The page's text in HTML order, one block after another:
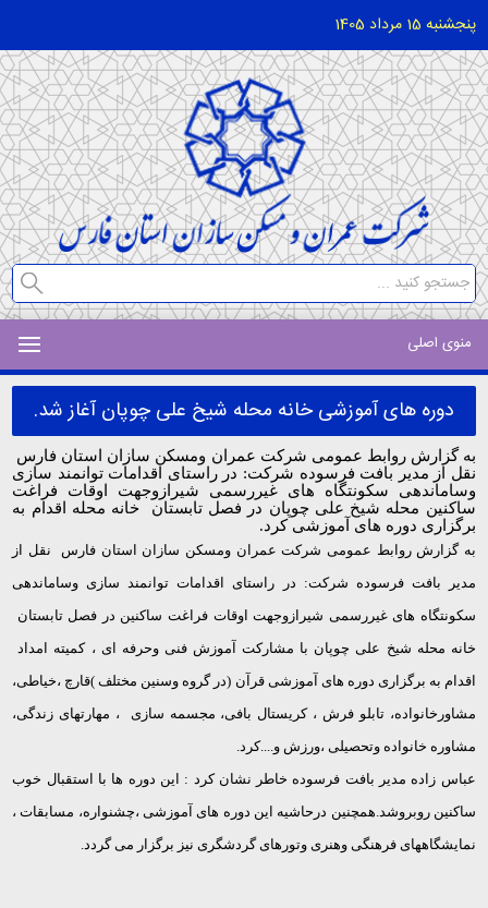
پنجشنبه 15 مرداد 1405
منوی اصلی
دوره های آموزشی خانه محله شیخ علی چوپان آغاز شد.
به گزارش روابط عمومی شرکت عمران ومسکن سازان استان فارس
نقل از مدیر بافت فرسوده شرکت: در راستای اقدامات توانمند سازی
وساماندهی سکونتگاه های غیررسمی شیرازوجهت اوقات فراغت
ساکنین محله شیخ علی چوپان در فصل تابستان خانه محله اقدام به
برگزاری دوره های آموزشی کرد.
به گزارش روابط عمومی شرکت عمران ومسکن سازان استان فارس نقل از
مدیر بافت فرسوده شرکت: در راستای اقدامات توانمند سازی وساماندهی
سکونتگاه های غیررسمی شیرازوجهت اوقات فراغت ساکنین در فصل تابستان
خانه محله شیخ علی چوپان با مشارکت آموزش فنی وحرفه ای ، کمیته امداد
اقدام به برگزاری دوره های آموزشی قرآن (در گروه وسنین مختلف )قارچ ،خیاطی،
مشاورخانواده، تابلو فرش ، کریستال بافی، مجسمه سازی ، مهارتهای زندگی،
مشاوره خانواده وتحصیلی ،ورزش و....کرد.
عباس زاده مدیر بافت فرسوده خاطر نشان کرد : این دوره ها با استقبال خوب
ساکنین روبروشد.همچنین درحاشیه این دوره های آموزشی ،چشنواره، مسابقات ،
نمایشگاههای فرهنگی وهنری وتورهای گردشگری نیز برگزار می گردد.